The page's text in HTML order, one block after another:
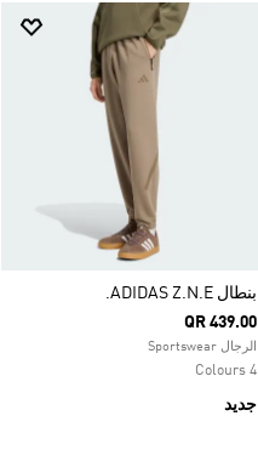
بنطال ADIDAS Z.N.E.
QR 439.00
الرجال Sportswear
4 Colours
جديد